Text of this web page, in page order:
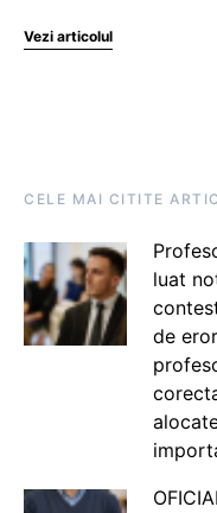
Vezi articolul
CELE MAI CITITE
luat
de